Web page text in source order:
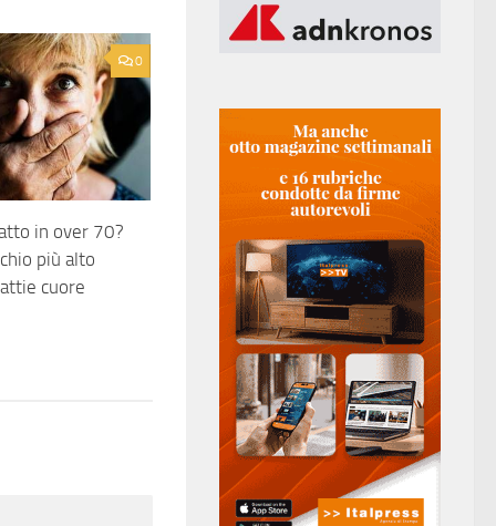
0
in over 70?
più alto
cuore